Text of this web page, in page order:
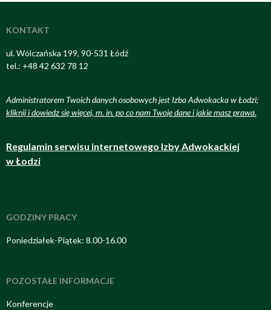
KONTAKT
ul. Wólczańska 199, 90-531 Łódź
tel.: +48 42 632 78 12
Administratorem Twoich danych osobowych jest Izba Adwokacka w Łodzi;
kliknij i dowiedz się więcej, m. in. po co nam Twoje dane i jakie masz prawa.
Regulamin serwisu internetowego Izby Adwokackiej
w Łodzi
GODZINY PRACY
Poniedziałek-Piątek: 8.00-16.00
POZOSTAŁE INFORMACJE
Konferencje